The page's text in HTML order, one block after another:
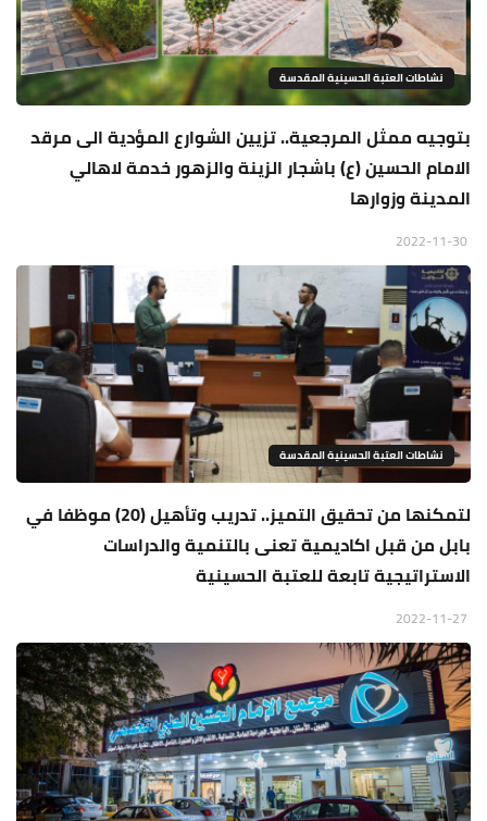
نشاطات العتبة الحسينية المقدسة
بتوجيه ممثل المرجعية.. تزيين الشوارع المؤدية الى مرقد
الامام الحسين (ع) باشجار الزينة والزهور خدمة لاهالي
المدينة وزوارها
نشاطات العتبة الحسينية المقدسة
لتمكنها من تحقيق التميز.. تدريب وتأهيل (20) موظفا في
بابل من قبل اكاديمية تعنى بالتنمية والدراسات
الاستراتيجية تابعة للعتبة الحسينية